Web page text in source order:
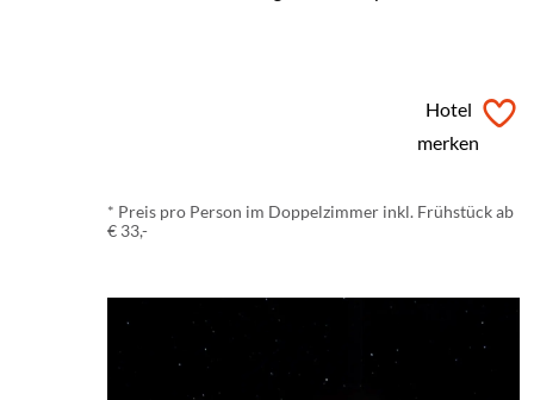
Hotel
merken
* Preis pro Person im Doppelzimmer inkl. Frühstück ab
€ 33,-